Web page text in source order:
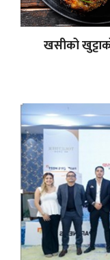
खसीको